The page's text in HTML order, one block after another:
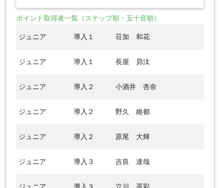
ポイント取得者一覧（ステップ順・五十音順）
ジュニア 導入１ 荘加 和花
ジュニア 導入１ 長屋 昴汰
ジュニア 導入２ 小酒井 杏奈
ジュニア 導入２ 野久 維都
ジュニア 導入２ 原尾 大輝
ジュニア 導入３ 吉良 達哉